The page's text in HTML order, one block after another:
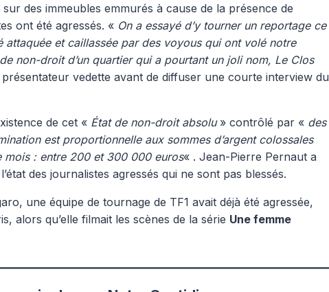
sur des immeubles emmurés à cause de la présence de
ont été agressés. « On a essayé d’y tourner un reportage ce
attaquée et caillassée par des voyous qui ont volé notre
non-droit d’un quartier qui a pourtant un joli nom, Le Clos
vedette avant de diffuser une courte interview du
de cet « État de non-droit absolu» contrôlé par « des
est proportionnelle aux sommes d’argent colossales
mois : entre 200 et 300 000 euros« . Jean-Pierre Pernaut a
des journalistes agressés qui ne sont pas blessés.
une équipe de tournage de TF1 avait déjà été agressée,
alors qu’elle filmait les scènes de la série Une femme